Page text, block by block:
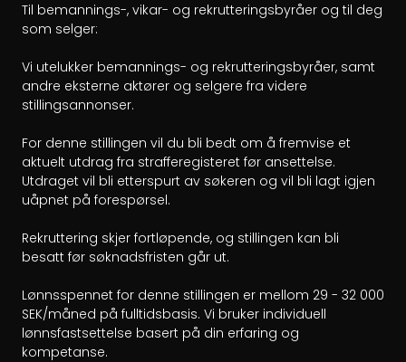
Til bemannings-, vikar- og rekrutteringsbyråer og til deg
som selger:
Vi utelukker bemannings- og rekrutteringsbyråer, samt
andre eksterne aktører og selgere fra videre
stillingsannonser.
For denne stillingen vil du bli bedt om å fremvise et
aktuelt utdrag fra strafferegisteret før ansettelse.
Utdraget vil bli etterspurt av søkeren og vil bli lagt igjen
uåpnet på forespørsel.
Rekruttering skjer fortløpende, og stillingen kan bli
besatt før søknadsfristen går ut.
Lønnsspennet for denne stillingen er mellom 29 - 32 000
SEK/måned på fulltidsbasis. Vi bruker individuell
lønnsfastsettelse basert på din erfaring og
kompetanse.